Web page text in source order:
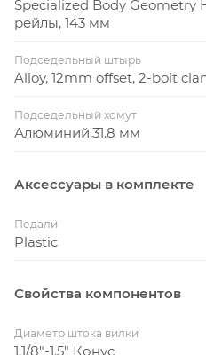
Specialized Body Geometry
рейлы, 143 мм
Подседельный штырь
Alloy, 12mm offset, 2-bolt
Подседельный хомут
Алюминий,31.8 мм
Аксессуары в комплекте
Педали
Plastic
Свойства компонентов
Диаметр штока вилки
1.1/8"-1.5" Конус